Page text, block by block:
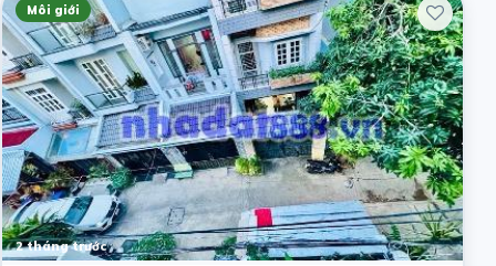
Môi giới
2 tháng trước